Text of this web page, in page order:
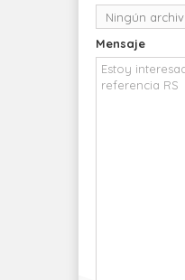
Ningún
Mensaje